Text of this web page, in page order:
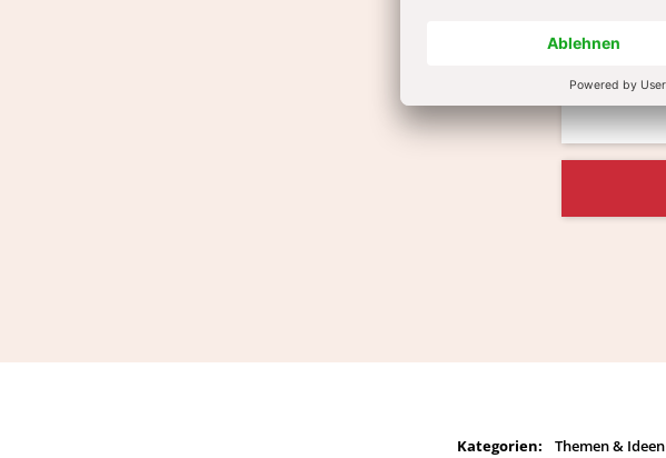
Kategorien: Themen & Ideen